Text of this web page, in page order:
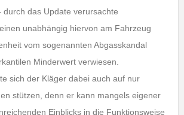
durch das Update verursachte
unabhängig hiervon am Fahrzeug
vom sogenannten Abgasskandal
Minderwert verwiesen.
sich der Kläger dabei auch auf nur
stützen, denn er kann mangels eigener
Einblicks in die Funktionsweise